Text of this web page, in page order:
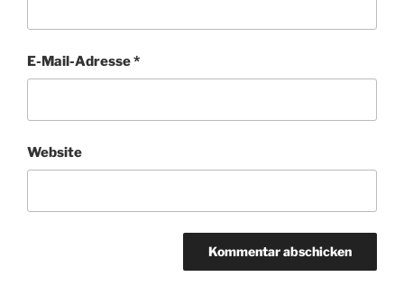
E-Mail-Adresse*
Website